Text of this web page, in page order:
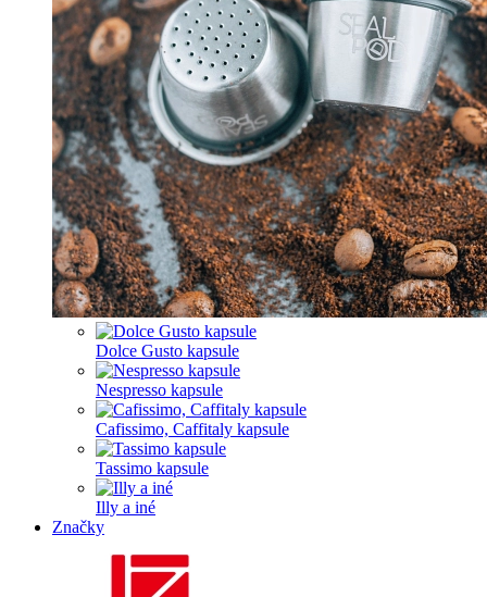
Dolce Gusto kapsule
Nespresso kapsule
Cafissimo, Caffitaly kapsule
Tassimo kapsule
Illy a iné
Značky